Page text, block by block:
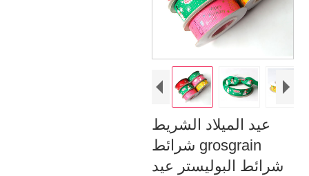
عيد الميلاد الشريط
شرائط grosgrain
شرائط البوليستر عيد